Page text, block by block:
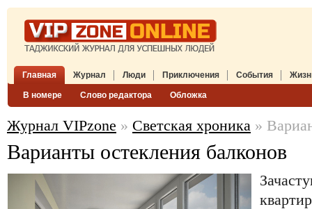
Главная Журнал
В номере Слово редактора Обложка
Люди Приключения События
Журнал VIPzone » Светская хроника »
Варианты остекления балконов